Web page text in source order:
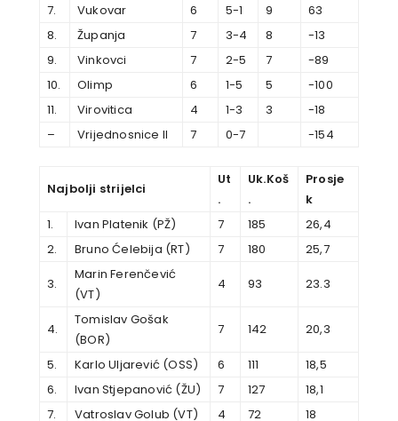
7.
Vukovar 6 5-1 9
63
8.
Županja 7 3-4 8
-13
9.
Vinkovci 7 2-5 7
-89
10.
Olimp 6 1-5 5
-100
11.
Virovitica 4 1-3 3
-18
–
Vrijednosnice II 7 0-7 -154
Najbolji strijelci
Ut
.
Uk.Koš
.
Prosje
k
1.
Ivan Platenik (PŽ) 7 185
26,4
2.
Bruno Ćelebija (RT) 7 180 25,7
3.
Marin Ferenčević
(VT)
4 93 23.3
4.
Tomislav Gošak
(BOR)
7 142 20,3
5. Karlo Uljarević (OSS) 6 111
18,5
6.
Ivan Stjepanović (ŽU) 7 127
18,1
7.
Vatroslav Golub (VT) 4 72
18